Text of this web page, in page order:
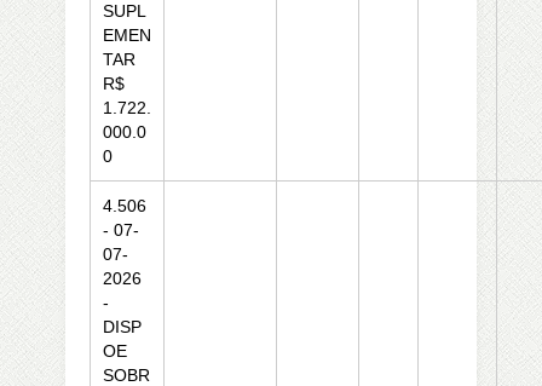
SUPL
EMEN
TAR
R$
1.722.
000.0
0
4.506
- 07-
07-
2026
-
DISP
OE
SOBR